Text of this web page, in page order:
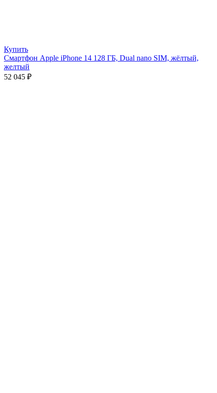
Купить
Смартфон Apple iPhone 14 128 ГБ, Dual nano SIM, жёлтый,
желтый
52 045 ₽